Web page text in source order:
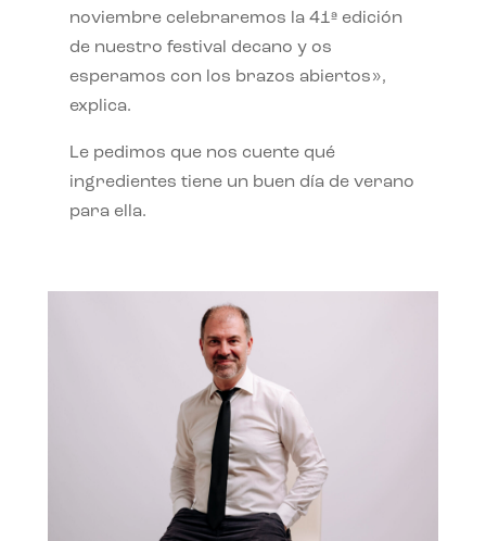
noviembre celebraremos la 41ª edición
de nuestro festival decano y os
esperamos con los brazos abiertos»,
explica.
Le pedimos que nos cuente qué
ingredientes tiene un buen día de verano
para ella.